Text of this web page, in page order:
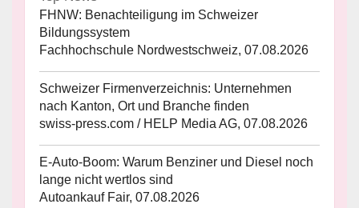
FHNW: Benachteiligung im Schweizer
Bildungssystem
Fachhochschule Nordwestschweiz, 07.08.2026
Schweizer Firmenverzeichnis: Unternehmen
nach Kanton, Ort und Branche finden
swiss-press.com / HELP Media AG, 07.08.2026
E-Auto-Boom: Warum Benziner und Diesel noch
lange nicht wertlos sind
Autoankauf Fair, 07.08.2026